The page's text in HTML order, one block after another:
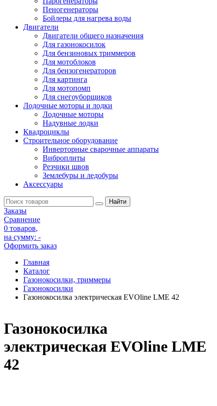
Пеногенераторы
Бойлеры для нагрева воды
Двигатели
Двигатели общего назначения
Для газонокосилок
Для бензиновых триммеров
Для мотоблоков
Для бензогенераторов
Для картинга
Для мотопомп
Для снегоуборщиков
Лодочные моторы и лодки
Лодочные моторы
Надувные лодки
Квадроциклы
Строительное оборудование
Инверторные сварочные аппараты
Виброплиты
Резчики швов
Землебуры и ледобуры
Аксессуары
Заказы
Сравнение
0 товаров,
на сумму: -
Оформить заказ
Главная
Каталог
Газонокосилки, триммеры
Газонокосилки
Газонокосилка электрическая EVOline LME 42
Газонокосилка
электрическая EVOline LME
42